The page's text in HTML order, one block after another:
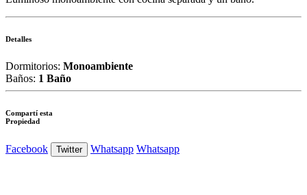
Detalles
Dormitorios: Monoambiente
Baños: 1 Baño
Compartí esta
Propiedad
Facebook Twitter Whatsapp Whatsapp